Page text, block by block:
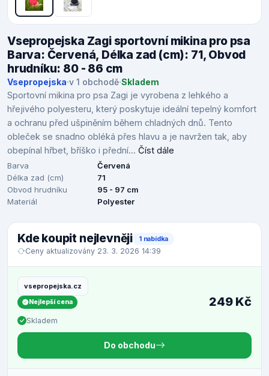
Vsepropejska Zagi sportovní mikina pro psa
Barva: Červená, Délka zad (cm): 71, Obvod
hrudníku: 80 - 86 cm
Vsepropejska·v 1 obchodě·Skladem
Sportovní mikina pro psa Zagi je vyrobena z lehkého a
hřejivého polyesteru, který poskytuje ideální tepelný komfort
a ochranu před ušpiněním během chladných dnů. Tento
obleček se snadno obléká přes hlavu a je navržen tak, aby
obepínal hřbet, bříško i přední... Číst dále
Barva
Červená
Délka zad (cm)
71
Obvod hrudníku
95 - 97 cm
Materiál
Polyester
Kde koupit nejlevněji 1 nabídka
Ceny aktualizovány 23. 3. 2026 14:39
vsepropejska.cz
Nejlepší cena
Skladem
249 Kč
Do obchodu